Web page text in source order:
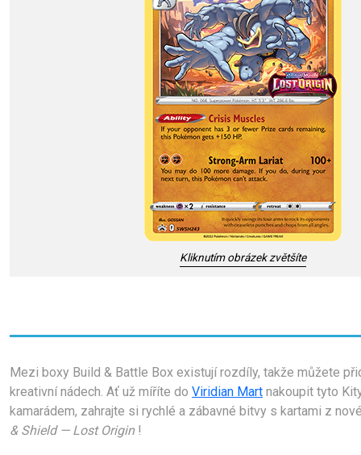
Kliknutím obrázek zvětšíte
Mezi boxy Build & Battle Box existují rozdíly, takže můžete
kreativní nádech. Ať už míříte do Viridian Mart nakoupit tyto
kamarádem, zahrajte si rychlé a zábavné bitvy s kartami z
& Shield — Lost Origin !